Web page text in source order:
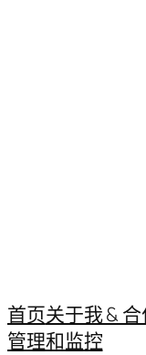
首页关于我 &
管理和监控